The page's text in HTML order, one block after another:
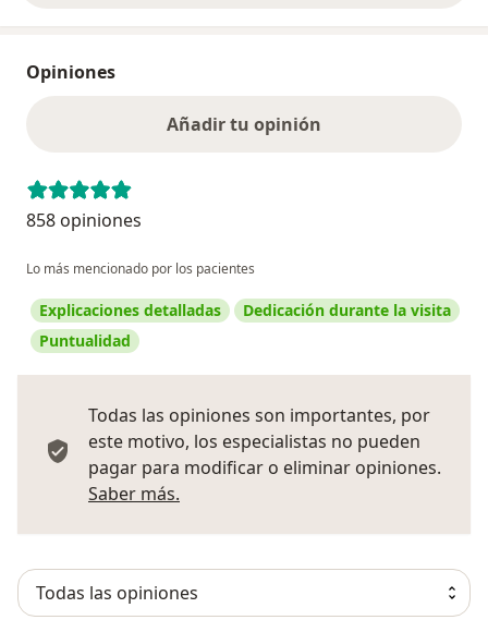
Opiniones
Añadir tu opinión
858 opiniones
Lo más mencionado por los pacientes
Explicaciones detalladas
Dedicación durante la visita
Puntualidad
Todas las opiniones son importantes, por
este motivo, los especialistas no pueden
pagar para modificar o eliminar opiniones.
Saber más.